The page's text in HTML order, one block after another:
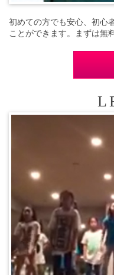
初めての方でも安心、初心
ことができます。まずは無